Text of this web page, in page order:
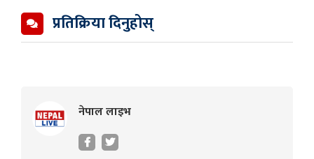
प्रतिक्रिया दिनुहोस्
नेपाल लाइभ